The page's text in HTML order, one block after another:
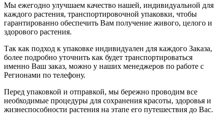
Мы ежегодно улучшаем качество нашей, индивидуальной для
каждого растения, транспортировочной упаковки, чтобы
гарантированно обеспечить Вам получение живого, целого и
здорового растения.
Так как подход к упаковке индивидуален для каждого Заказа,
более подробно уточнить как будет транспортироваться
именно Ваш заказ, можно у наших менеджеров по работе с
Регионами по телефону.
Перед упаковкой и отправкой, мы бережно проводим все
необходимые процедуры для сохранения красоты, здоровья и
жизнеспособности растения на этапе его путешествия до Вас.